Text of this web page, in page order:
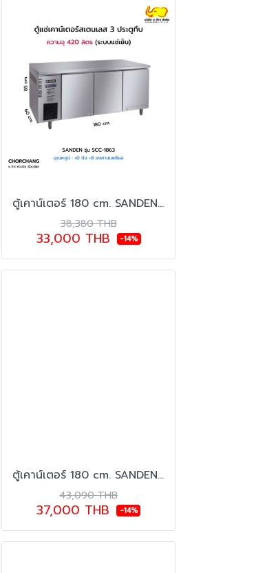
ตู้เคาน์เตอร์ 180 cm. SANDEN รุ่น SCC-1863
38,380 THB
33,000 THB -14%
ตู้เคาน์เตอร์ 180 cm. SANDEN รุ่น SCF-1863
43,090 THB
37,000 THB -14%